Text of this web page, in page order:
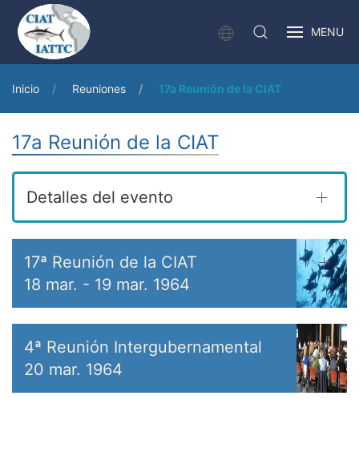
MENU
Inicio Reuniones 17a Reunión de la CIAT
17a Reunión de la CIAT
Detalles del evento
17ª Reunión de la CIAT
18 mar. - 19 mar. 1964
4ª Reunión Intergubernamental
20 mar. 1964